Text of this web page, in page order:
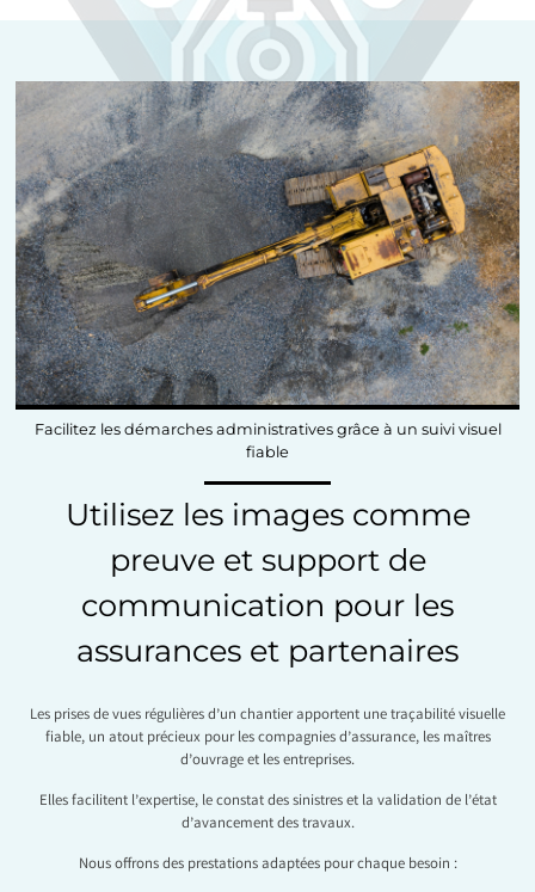
Facilitez les démarches administratives grâce à un suivi visuel
fiable
Utilisez les images comme
preuve et support de
communication pour les
assurances et partenaires
Les prises de vues régulières d’un chantier apportent une traçabilité visuelle
fiable, un atout précieux pour les compagnies d’assurance, les maîtres
d’ouvrage et les entreprises.
Elles facilitent l’expertise, le constat des sinistres et la validation de l’état
d’avancement des travaux.
Nous offrons des prestations adaptées pour chaque besoin :